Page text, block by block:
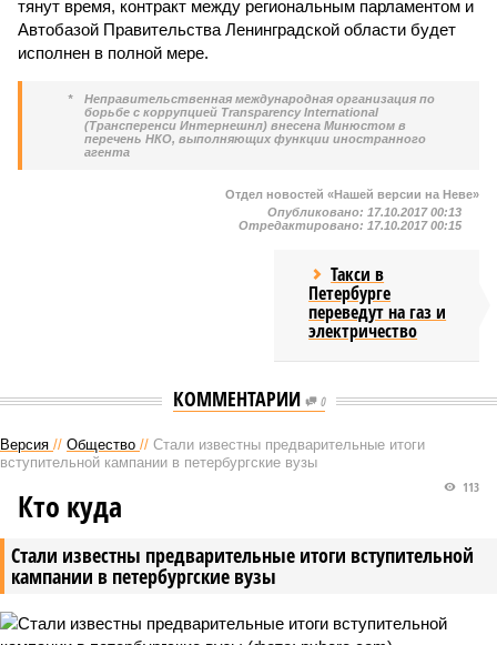
тянут время, контракт между региональным парламентом и
Автобазой Правительства Ленинградской области будет
исполнен в полной мере.
*
Неправительственная международная организация по
борьбе с коррупцией Transparency International
(Трансперенси Интернешнл) внесена Минюстом в
перечень НКО, выполняющих функции иностранного
агента
Отдел новостей «Нашей версии на Неве»
Опубликовано: 17.10.2017 00:13
Отредактировано: 17.10.2017 00:15
Такси в
Петербурге
переведут на газ и
электричество
КОММЕНТАРИИ 0
Версия // Общество // Стали известны предварительные итоги
вступительной кампании в петербургские вузы
Стали известны предварительные итоги вступительной
кампании в петербургские вузы
113
Кто куда